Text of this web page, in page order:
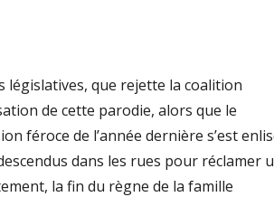
législatives, que rejette la coalition
de cette parodie, alors que le
féroce de l’année dernière s’est
dans les rues pour réclamer
la fin du règne de la famille